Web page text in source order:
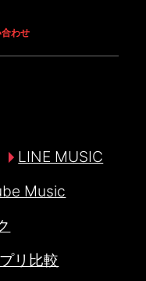
わせ
LINE MUSIC
Music
リ比較